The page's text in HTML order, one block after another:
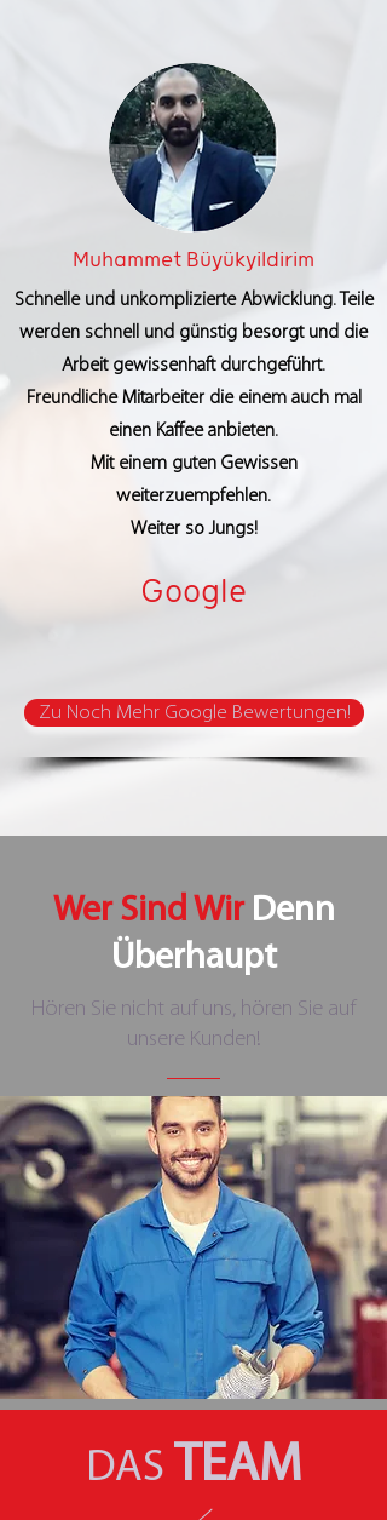
Muhammet Büyükyildirim
Schnelle und unkomplizierte Abwicklung. Teile
werden schnell und günstig besorgt und die
Arbeit gewissenhaft durchgeführt.
Freundliche Mitarbeiter die einem auch mal
einen Kaffee anbieten.
Mit einem guten Gewissen
weiterzuempfehlen.
Weiter so Jungs!
Google
Zu Noch Mehr Google Bewertungen!
Wer Sind WirDenn
Überhaupt
Hören Sie nicht auf uns, hören Sie auf
unsere Kunden!
DAS TEAM